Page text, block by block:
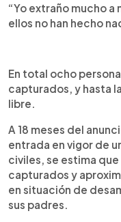
“Yo extraño mucho a
ellos no han hecho
En total ocho
capturados, y hasta
libre.
A 18 meses del
entrada en vigor de
civiles, se estima
capturados y
en situación de
sus padres.